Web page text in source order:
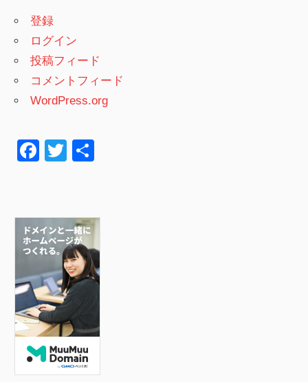
登録
ログイン
投稿フィード
コメントフィード
WordPress.org
F
e
b
o
o
k
T
er